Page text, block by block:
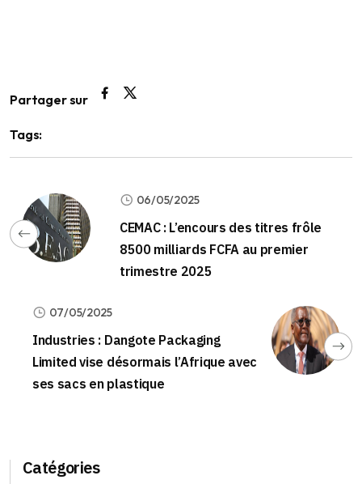
Partager sur
Tags:
06/05/2025
CEMAC : L’encours des titres frôle
8500 milliards FCFA au premier
trimestre 2025
07/05/2025
Industries : Dangote Packaging
Limited vise désormais l’Afrique avec
ses sacs en plastique
Catégories